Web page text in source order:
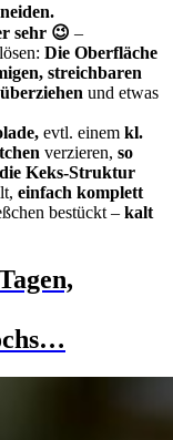
sehr 😉 –
Die Oberfläche
streichbaren
und etwas
evtl. einem kl.
verzieren, so
Keks-Struktur
einfach komplett
bestückt – kalt